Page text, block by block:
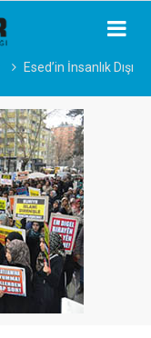
Esed’in İnsanlık Dışı